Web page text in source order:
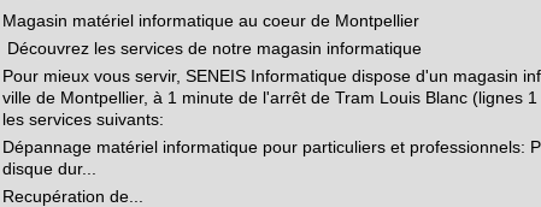
Magasin matériel informatique au coeur de Montpellier
Découvrez les services de notre magasin informatique
Pour mieux vous servir, SENEIS Informatique dispose d'un magasin
ville de Montpellier, à 1 minute de l'arrêt de Tram Louis Blanc (lignes
les services suivants:
Dépannage matériel informatique pour particuliers et professionnels:
disque dur...
Recupération de...